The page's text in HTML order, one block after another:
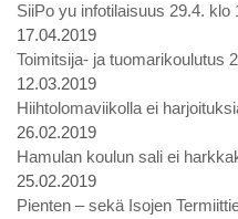
SiiPo yu infotilaisuus 29.4. klo
17.04.2019
Toimitsija- ja tuomarikoulutus
12.03.2019
Hiihtolomaviikolla ei
26.02.2019
Hamulan koulun sali ei
25.02.2019
Pienten – sekä Isojen